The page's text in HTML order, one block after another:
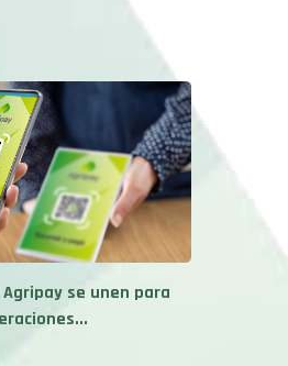
Agripay se unen para